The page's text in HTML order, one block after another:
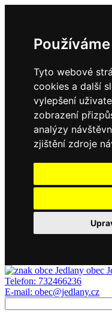
Tyto webové
cookies a další
vylepšení
zobrazení
analýzy
zjištění zdroje
obec
Telefon: 732466236
E-mail: obec@jedlany.cz